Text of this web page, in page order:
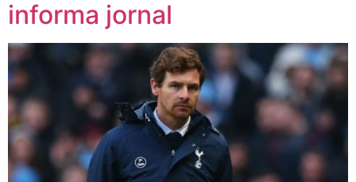
informa jornal